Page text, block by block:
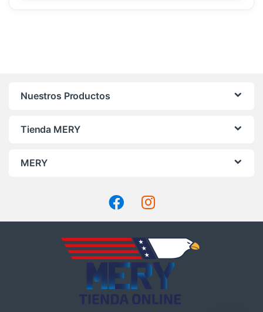
Nuestros Productos
Tienda MERY
MERY